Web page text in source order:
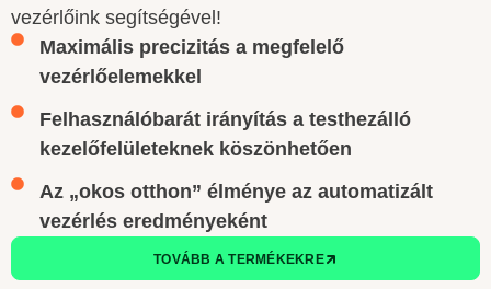
vezérlőink segítségével!
Maximális precizitás a megfelelő
vezérlőelemekkel
Felhasználóbarát irányítás a testhezálló
kezelőfelületeknek köszönhetően
Az „okos otthon” élménye az automatizált
vezérlés eredményeként
TOVÁBB A TERMÉKEKRE